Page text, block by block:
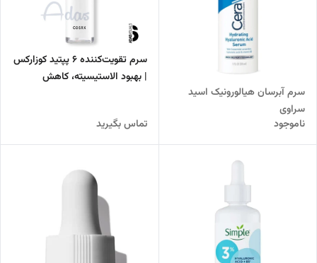
سرم آبرسان هیالورونیک اسید
سراوی
ناموجود
سرم تقویت‌کننده 6 پپتید کوزارکس
| بهبود الاستیسیته، کاهش
تماس بگیرید